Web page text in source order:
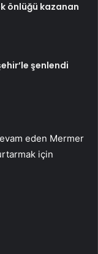
önlüğü kazanan
şenlendi
eden Mermer
için